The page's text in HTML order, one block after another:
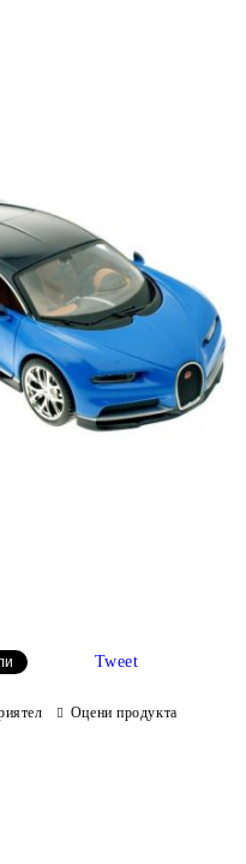
Tweet
Оцени продукта